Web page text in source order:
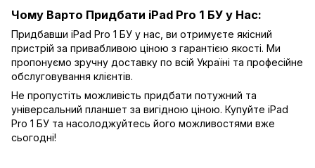
Чому Варто Придбати iPad Pro 1 БУ у Нас:
Придбавши iPad Pro 1 БУ у нас, ви отримуєте якісний
пристрій за привабливою ціною з гарантією якості. Ми
пропонуємо зручну доставку по всій Україні та професійне
обслуговування клієнтів.
Не пропустіть можливість придбати потужний та
універсальний планшет за вигідною ціною. Купуйте iPad
Pro 1 БУ та насолоджуйтесь його можливостями вже
сьогодні!